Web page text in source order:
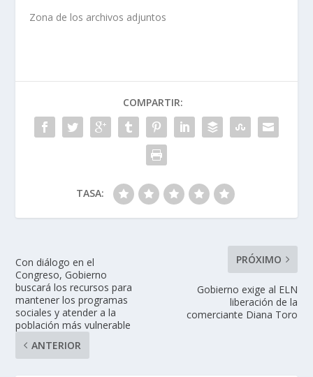
Zona de los archivos adjuntos
COMPARTIR:
TASA:
Con diálogo en el
Congreso, Gobierno
buscará los recursos para
mantener los programas
sociales y atender a la
población más vulnerable
ANTERIOR
PRÓXIMO
Gobierno exige al ELN
liberación de la
comerciante Diana Toro